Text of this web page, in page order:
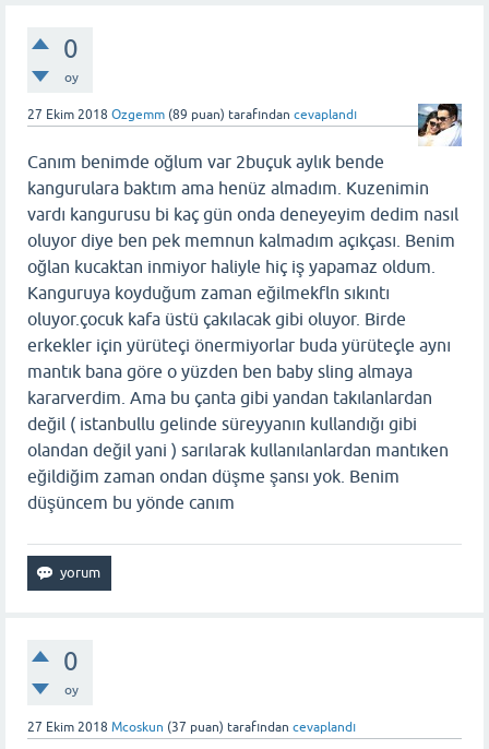
0
oy
27 Ekim 2018 Ozgemm (89 puan) tarafından cevaplandı
Canım benimde oğlum var 2buçuk aylık bende
kangurulara baktım ama henüz almadım. Kuzenimin
vardı kangurusu bi kaç gün onda deneyeyim dedim nasıl
oluyor diye ben pek memnun kalmadım açıkçası. Benim
oğlan kucaktan inmiyor haliyle hiç iş yapamaz oldum.
Kanguruya koyduğum zaman eğilmekfln sıkıntı
oluyor.çocuk kafa üstü çakılacak gibi oluyor. Birde
erkekler için yürüteçi önermiyorlar buda yürüteçle aynı
mantık bana göre o yüzden ben baby sling almaya
kararverdim. Ama bu çanta gibi yandan takılanlardan
değil ( istanbullu gelinde süreyyanın kullandığı gibi
olandan değil yani ) sarılarak kullanılanlardan mantıken
eğildiğim zaman ondan düşme şansı yok. Benim
düşüncem bu yönde canım
0
oy
27 Ekim 2018 Mcoskun (37 puan) tarafından cevaplandı